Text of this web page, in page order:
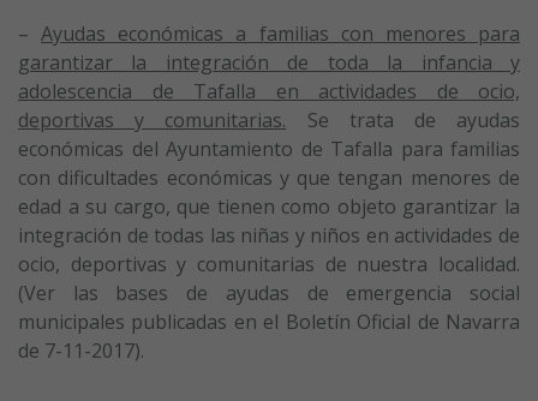
–Ayudas económicas a familias con menores para
garantizar la integración de toda la infancia y
adolescencia de Tafalla en actividades de ocio,
deportivas y comunitarias. Se trata de ayudas
económicas del Ayuntamiento de Tafalla para familias
con dificultades económicas y que tengan menores de
edad a su cargo, que tienen como objeto garantizar la
integración de todas las niñas y niños en actividades de
ocio, deportivas y comunitarias de nuestra localidad.
(Ver las bases de ayudas de emergencia social
municipales publicadas en el Boletín Oficial de Navarra
de 7-11-2017).